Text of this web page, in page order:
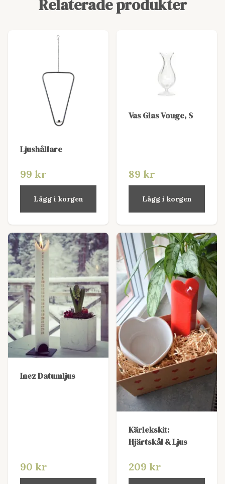
Relaterade produkter
Ljushållare
99 kr
Lägg i korgen
Vas Glas Vouge, S
89 kr
Lägg i korgen
Inez Datumljus
90 kr
Kärlekskit:
Hjärtskål & Ljus
209 kr